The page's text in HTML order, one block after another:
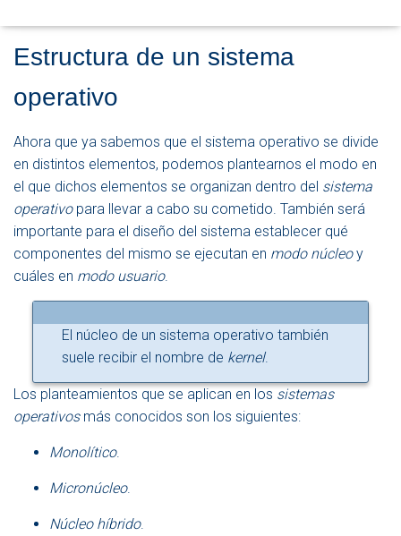
E
C
I
Ó
Estructura de un sistema
operativo
Ahora que ya sabemos que el sistema operativo se divide
en distintos elementos, podemos plantearnos el modo en
el que dichos elementos se organizan dentro del sistema
operativopara llevar a cabo su cometido. También será
importante para el diseño del sistema establecer qué
componentes del mismo se ejecutan en modo núcleoy
cuáles en modo usuario.
El núcleo de un sistema operativo también
suele recibir el nombre de kernel.
Los planteamientos que se aplican en los sistemas
operativosmás conocidos son los siguientes:
Monolítico.
Micronúcleo.
Núcleo híbrido.